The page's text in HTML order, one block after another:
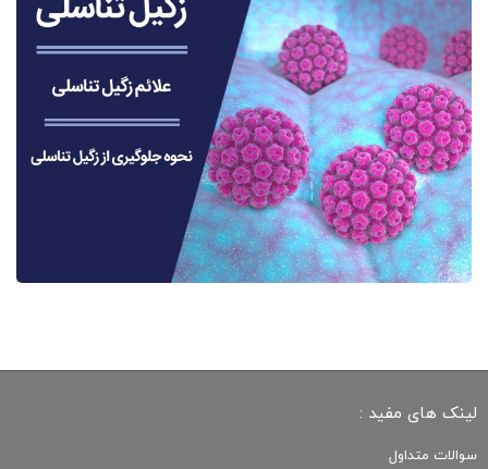
لینک های مفید :
سوالات متداول